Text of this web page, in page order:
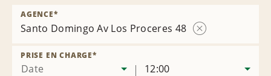
Santo Domingo Av Los Proceres 48
AGENCE*
Date
PRISE EN CHARGE*
12:00